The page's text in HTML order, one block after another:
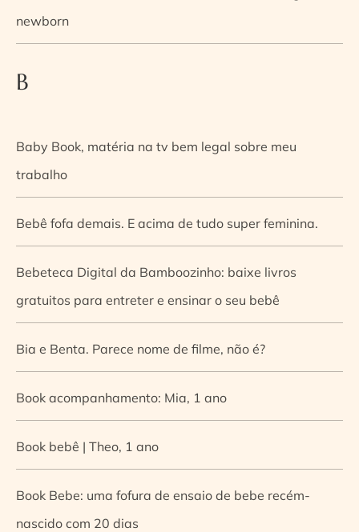
newborn
B
Baby Book, matéria na tv bem legal sobre meu
trabalho
Bebê fofa demais. E acima de tudo super feminina.
Bebeteca Digital da Bamboozinho: baixe livros
gratuitos para entreter e ensinar o seu bebê
Bia e Benta. Parece nome de filme, não é?
Book acompanhamento: Mia, 1 ano
Book bebê | Theo, 1 ano
Book Bebe: uma fofura de ensaio de bebe recém-
nascido com 20 dias